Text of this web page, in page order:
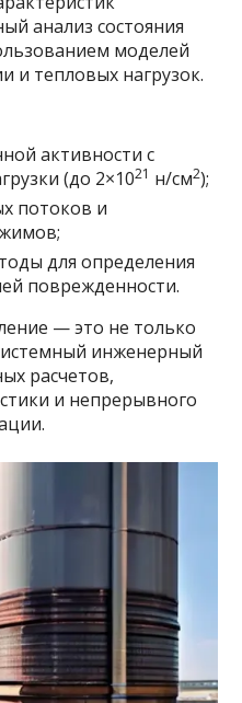
анализ состояния
моделей
и тепловых нагрузок.
активности с
(до 2×1021 н/см2);
потоков и
для определения
поврежденности.
— это не только
инженерный
расчетов,
и непрерывного